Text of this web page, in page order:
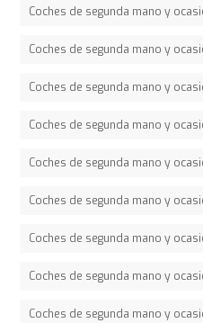
Coches de segunda mano y
Coches de segunda mano y
Coches de segunda mano y
Coches de segunda mano y
Coches de segunda mano y
Coches de segunda mano y
Coches de segunda mano y
Coches de segunda mano y
Coches de segunda mano y